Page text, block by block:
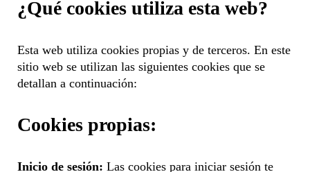
¿Qué cookies utiliza esta web?
Esta web utiliza cookies propias y de terceros. En este
sitio web se utilizan las siguientes cookies que se
detallan a continuación:
Cookies propias:
Inicio de sesión: Las cookies para iniciar sesión te